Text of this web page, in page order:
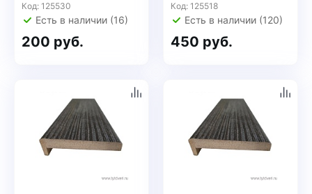
Код: 125530
Есть в наличии (16)
200 руб.
Код: 125518
Есть в наличии (120)
450 руб.